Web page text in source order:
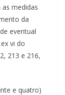
medidas
da
eventual
vi do
213 e 216,
e quatro)